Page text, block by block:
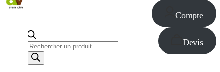
Recherche
de
produits
Compte
Devis